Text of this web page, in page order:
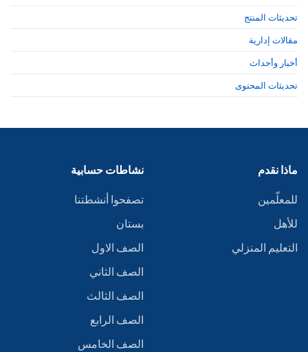
تحديثات المنتج
مقالات إدارية
أخبار وأحداث
تحديثات المحتوى
ماذا نقدم
للمعلّمين
للأهل
التعليم المنزلي
نشاطات حسابية
تصفحوا أنشطتنا
بستان
الصف الاول
الصف الثاني
الصف الثالث
الصف الرابع
الصف الخامس